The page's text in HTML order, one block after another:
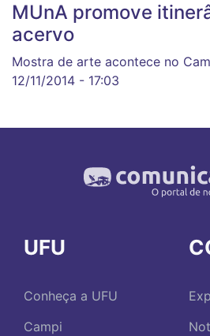
MUnA promove
acervo
Mostra de arte acontece no
12/11/2014 - 17:03
UFU
Conheça a UFU
Campi